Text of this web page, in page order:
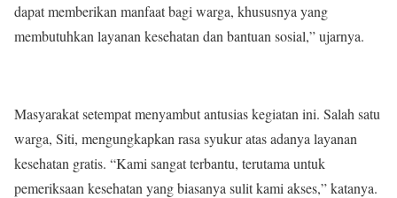
dapat memberikan manfaat bagi warga, khususnya yang
membutuhkan layanan kesehatan dan bantuan sosial,” ujarnya.
Masyarakat setempat menyambut antusias kegiatan ini. Salah satu
warga, Siti, mengungkapkan rasa syukur atas adanya layanan
kesehatan gratis. “Kami sangat terbantu, terutama untuk
pemeriksaan kesehatan yang biasanya sulit kami akses,” katanya.